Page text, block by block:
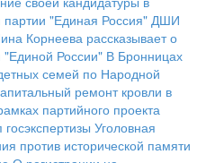
"Единая Россия" ДШИ
Корнеева рассказывает о
"Единой России" В Бронницах
семей по Народной
ремонт кровли в
партийного проекта
Уголовная
против исторической памяти